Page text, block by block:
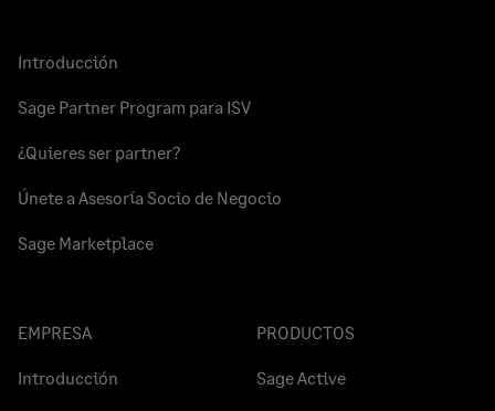
Introducción
Sage Partner Program para ISV
¿Quieres ser partner?
Únete a Asesoría Socio de Negocio
Sage Marketplace
EMPRESA
Introducción
PRODUCTOS
Sage Active